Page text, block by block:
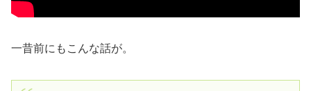
一昔前にもこんな話が。